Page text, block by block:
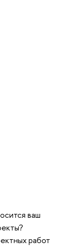
ваш
работ